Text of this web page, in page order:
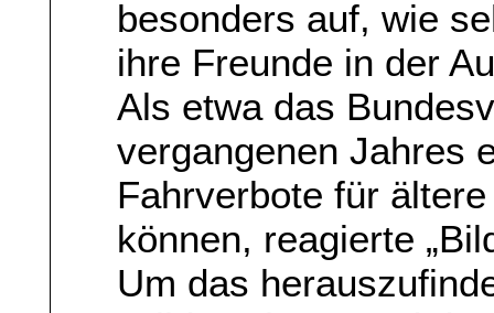
besonders auf, wie
ihre Freunde in der
Als etwa das
vergangenen Jahres
Fahrverbote für
können, reagierte
Um das